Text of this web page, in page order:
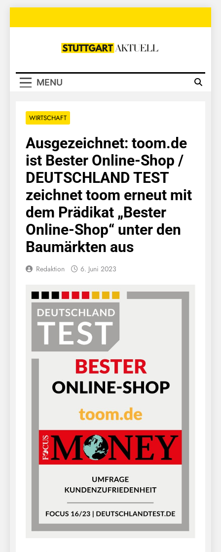
Stuttgart
MENU
WIRTSCHAFT
Ausgezeichnet: toom.de
ist Bester Online-Shop /
DEUTSCHLAND TEST
zeichnet toom erneut mit
dem Prädikat „Bester
Online-Shop“ unter den
Baumärkten aus
Redaktion 6. Juni 2023